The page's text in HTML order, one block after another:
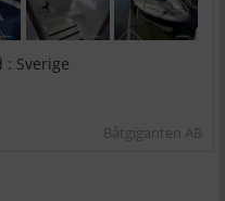
Sverige
Båtgiganten AB